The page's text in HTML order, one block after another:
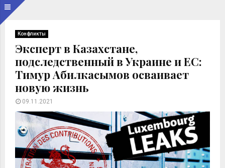
Конфликты
Эксперт в Казахстане,
подследственный в Украине и ЕС:
Тимур Абилкасымов осваивает
новую жизнь
09.11.2021